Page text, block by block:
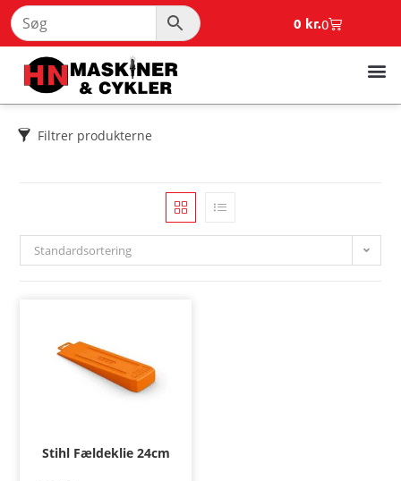
0 kr.0
Filtrer produkterne
Standardsortering
Stihl Fældeklie 24cm